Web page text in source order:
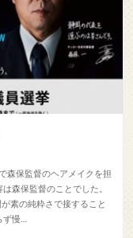
森保監督のヘアメイクを担
森保監督のことでした。
素の純粋さで接すること
慢…